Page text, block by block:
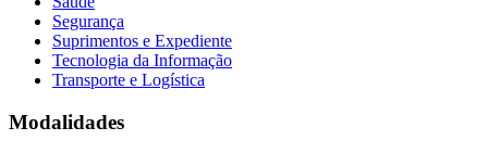
Segurança
Suprimentos e Expediente
Tecnologia da Informação
Transporte e Logística
Modalidades